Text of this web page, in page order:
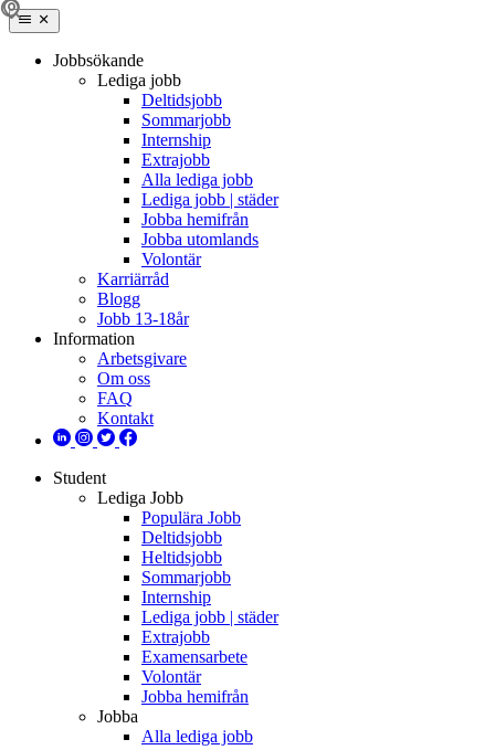
Jobbsökande
Lediga jobb
Deltidsjobb
Sommarjobb
Internship
Extrajobb
Alla lediga jobb
Lediga jobb | städer
Jobba hemifrån
Jobba utomlands
Volontär
Karriärråd
Blogg
Jobb 13-18år
Information
Arbetsgivare
Om oss
FAQ
Kontakt
Student
Lediga Jobb
Populära Jobb
Deltidsjobb
Heltidsjobb
Sommarjobb
Internship
Lediga jobb | städer
Extrajobb
Examensarbete
Volontär
Jobba hemifrån
Jobba
Alla lediga jobb